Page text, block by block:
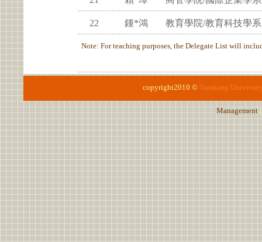
22 鍾*鴻 教育學院/教育科技學系
Note: For teaching purposes, the Delegate List will
copyright2010 © Tamkang
Management